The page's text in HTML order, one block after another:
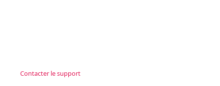
Contacter le support